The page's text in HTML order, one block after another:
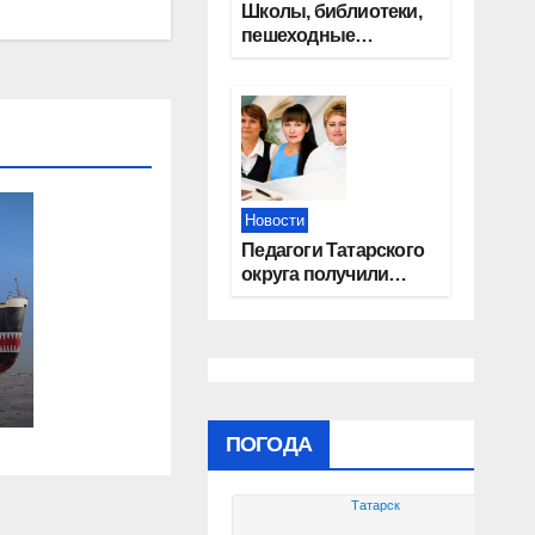
Школы, библиотеки,
пешеходные
«Единой России»
контролируют
работы на
социальных
объектах
Новости
Педагоги Татарского
округа получили
ПОГОДА
Татарск